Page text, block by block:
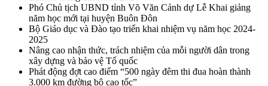
Phó Chủ tịch UBND tỉnh Võ Văn Cảnh dự Lễ Khai giảng
năm học mới tại huyện Buôn Đôn
Bộ Giáo dục và Đào tạo triển khai nhiệm vụ năm học 2024-
2025
Nâng cao nhận thức, trách nhiệm của mỗi người dân trong
xây dựng và bảo vệ Tổ quốc
Phát động đợt cao điểm “500 ngày đêm thi đua hoàn thành
3.000 km đường bộ cao tốc”